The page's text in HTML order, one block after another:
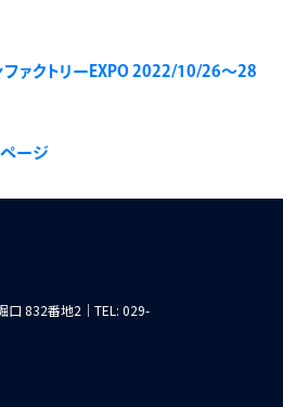
ァクトリーEXPO 2022/10/26～28
ージ
口 832番地2｜TEL: 029-